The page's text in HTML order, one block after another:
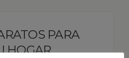
PARA
HOGAR